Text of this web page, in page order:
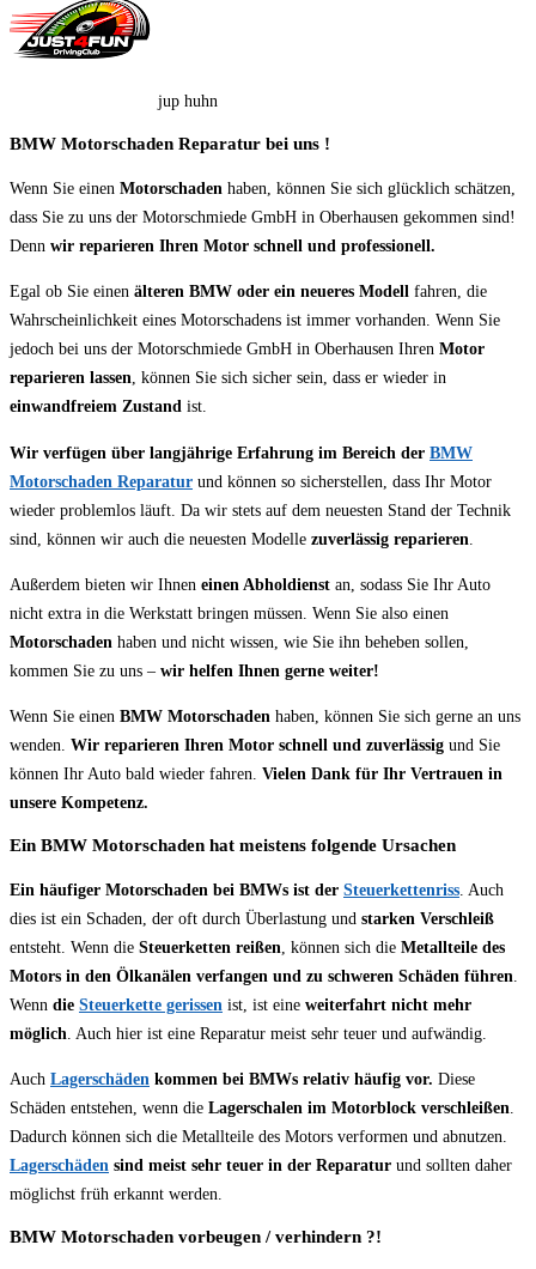
jup huhn
BMW Motorschaden Reparatur bei uns !
Wenn Sie einen Motorschaden haben, können Sie sich glücklich schätzen,
dass Sie zu uns der Motorschmiede GmbH in Oberhausen gekommen sind!
Denn wir reparieren Ihren Motor schnell und professionell.
Egal ob Sie einen älteren BMW oder ein neueres Modell fahren, die
Wahrscheinlichkeit eines Motorschadens ist immer vorhanden. Wenn Sie
jedoch bei uns der Motorschmiede GmbH in Oberhausen Ihren Motor
reparieren lassen, können Sie sich sicher sein, dass er wieder in
einwandfreiem Zustand ist.
Wir verfügen über langjährige Erfahrung im Bereich der BMW
Motorschaden Reparatur und können so sicherstellen, dass Ihr Motor
wieder problemlos läuft. Da wir stets auf dem neuesten Stand der Technik
sind, können wir auch die neuesten Modelle zuverlässig reparieren
Außerdem bieten wir Ihnen einen Abholdienst an, sodass Sie Ihr Auto
nicht extra in die Werkstatt bringen müssen. Wenn Sie also einen
Motorschaden haben und nicht wissen, wie Sie ihn beheben sollen,
kommen Sie zu uns – wir helfen Ihnen gerne weiter!
Wenn Sie einen BMW Motorschaden haben, können Sie sich gerne an uns
wenden. Wir reparieren Ihren Motor schnell und zuverlässig und Sie
können Ihr Auto bald wieder fahren. Vielen Dank für Ihr Vertrauen in
unsere Kompetenz.
Ein BMW Motorschaden hat meistens folgende Ursachen
Ein häufiger Motorschaden bei BMWs ist der Steuerkettenriss . Auch
dies ist ein Schaden, der oft durch Überlastung und starken Verschleiß
entsteht. Wenn die Steuerketten reißen , können sich die Metallteile des
Motors in den Ölkanälen verfangen und zu schweren Schäden führen
Wenn die Steuerkette gerissen ist, ist eine weiterfahrt nicht mehr
möglich . Auch hier ist eine Reparatur meist sehr teuer und aufwändig.
Auch Lagerschäden kommen bei BMWs relativ häufig vor. Diese
Schäden entstehen, wenn die Lagerschalen im Motorblock verschleißen
Dadurch können sich die Metallteile des Motors verformen und abnutzen.
Lagerschäden sind meist sehr teuer in der Reparatur und sollten daher
möglichst früh erkannt werden.
BMW Motorschaden vorbeugen / verhindern ?!